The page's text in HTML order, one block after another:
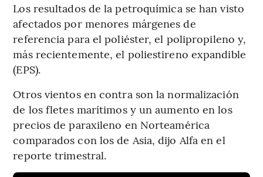
Los resultados de la petroquímica se han visto
afectados por menores márgenes de
referencia para el poliéster, el polipropileno y,
más recientemente, el poliestireno expandible
(EPS).
Otros vientos en contra son la normalización
de los fletes marítimos y un aumento en los
precios de paraxileno en Norteamérica
comparados con los de Asia, dijo Alfa en el
reporte trimestral.